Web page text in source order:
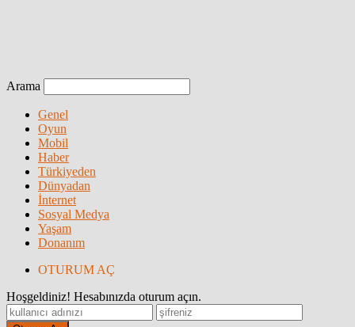
Arama
Genel
Oyun
Mobil
Haber
Türkiyeden
Dünyadan
İnternet
Sosyal Medya
Yaşam
Donanım
OTURUM AÇ
Hoşgeldiniz! Hesabınızda oturum açın.